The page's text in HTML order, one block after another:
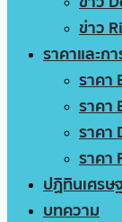
ข่าว
ราคาและก
ราคา
ราคา
ราคา
ราคา
ปฏิทินเศรษ
บทความ